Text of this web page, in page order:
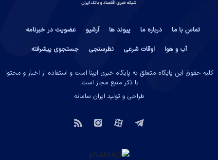
تماس با ما درباره ما پیوند ها آرشیو
عضویت در خبرنامه
آب و هوا
اوقات شرعی نظرسنجی جستجوی پیشرفته
کلیه حقوق این پایگاه متعلق به پایگاه خبری ایبِنا است و استفاده از اخبار و محتوا
با ذکر منبع مجاز است.
طراحی و تولید ایران سامانه